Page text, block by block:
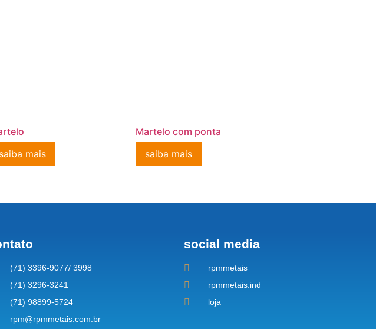
saiba mais
Martelo com ponta
saiba mais
(71) 3396-9077/ 3998
(71) 3296-3241
(71) 98899-5724
rpm@rpmmetais.com.br
social media
rpmmetais
rpmmetais.ind
loja